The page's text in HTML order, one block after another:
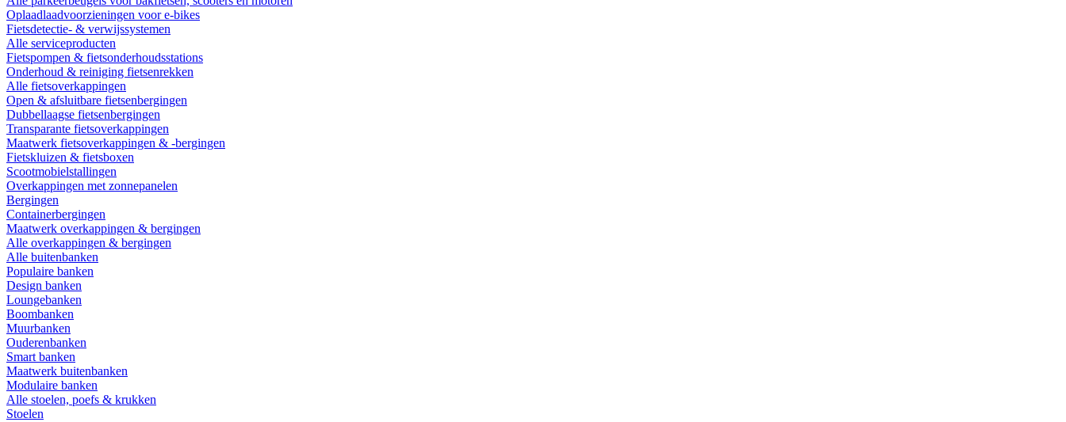
Oplaadlaadvoorzieningen voor e-bikes
Fietsdetectie- & verwijssystemen
Alle serviceproducten
Fietspompen & fietsonderhoudsstations
Onderhoud & reiniging fietsenrekken
Alle fietsoverkappingen
Open & afsluitbare fietsenbergingen
Dubbellaagse fietsenbergingen
Transparante fietsoverkappingen
Maatwerk fietsoverkappingen & -bergingen
Fietskluizen & fietsboxen
Scootmobielstallingen
Overkappingen met zonnepanelen
Bergingen
Containerbergingen
Maatwerk overkappingen & bergingen
Alle overkappingen & bergingen
Alle buitenbanken
Populaire banken
Design banken
Loungebanken
Boombanken
Muurbanken
Ouderenbanken
Smart banken
Maatwerk buitenbanken
Modulaire banken
Alle stoelen, poefs & krukken
Stoelen